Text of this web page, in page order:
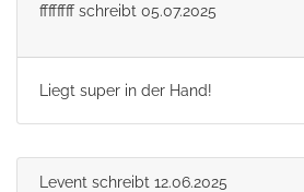
ffffffff schreibt 05.07.2025
Liegt super in der Hand!
Levent schreibt 12.06.2025